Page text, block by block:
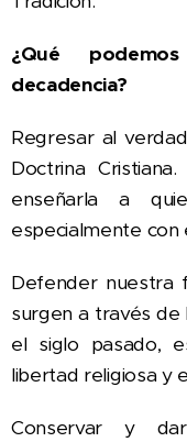
¿Qué
decadencia?
Regresar al
Doctrina
enseñarla a
especialmente con
Defender nuestra
surgen a través de
el siglo pasado,
libertad religiosa y
Conservar y